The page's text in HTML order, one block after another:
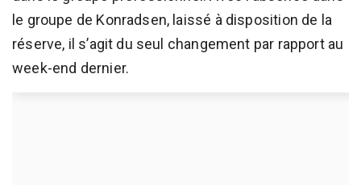
le groupe de Konradsen, laissé à disposition de la
réserve, il s’agit du seul changement par rapport au
week-end dernier.